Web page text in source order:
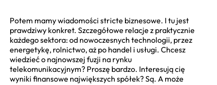
Potem mamy wiadomości stricte biznesowe. I tu jest
prawdziwy konkret. Szczegółowe relacje z praktycznie
każdego sektora: od nowoczesnych technologii, przez
energetykę, rolnictwo, aż po handel i usługi. Chcesz
wiedzieć o najnowszej fuzji na rynku
telekomunikacyjnym? Proszę bardzo. Interesują cię
wyniki finansowe największych spółek? Są. A może